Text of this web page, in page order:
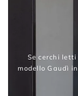
Se cerchi
modello Gaudì